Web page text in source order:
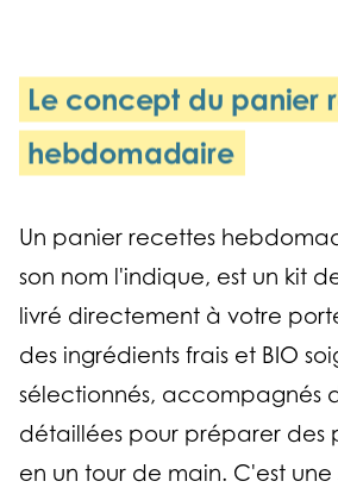
Le concept du panier
hebdomadaire
Un panier recettes
son nom l'indique, est un kit
livré directement à votre
des ingrédients frais et BIO
sélectionnés, accompagnés
détaillées pour préparer des
en un tour de main. C'est